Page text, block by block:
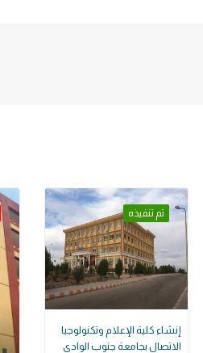
تم تنفيذه
إنشاء كلية الإعلام وتكنولوجيا
الاتصال بجامعة جنوب الوادي